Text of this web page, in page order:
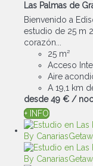
Las Palmas de
Bienvenido a
estudio de 25 m
corazón...
25 m²
Acceso
Aire
A 19,1 km
desde 49 € /
+ INFO